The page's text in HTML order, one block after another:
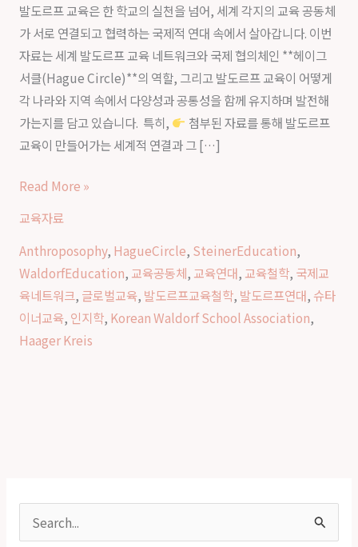
발도르프 교육은 한 학교의 실천을 넘어, 세계 각지의 교육 공동체
가 서로 연결되고 협력하는 국제적 연대 속에서 살아갑니다. 이번
자료는 세계 발도르프 교육 네트워크와 국제 협의체인 **헤이그
서클(Hague Circle)**의 역할, 그리고 발도르프 교육이 어떻게
각 나라와 지역 속에서 다양성과 공통성을 함께 유지하며 발전해
가는지를 담고 있습니다. 특히,
첨부된 자료를 통해 발도르프
교육이 만들어가는 세계적 연결과 그 […]
프
교
육
의
세
계
연
Read More »
교육자료
Anthroposophy, HagueCircle, SteinerEducation,
WaldorfEducation, 교육공동체, 교육연대, 교육철학, 국제교
육네트워크, 글로벌교육, 발도르프교육철학, 발도르프연대, 슈타
이너교육, 인지학, Korean Waldorf School Association,
Haager Kreis